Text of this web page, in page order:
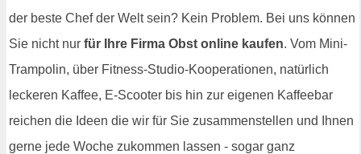
der beste Chef der Welt sein? Kein Problem. Bei uns können
Sie nicht nur für Ihre Firma Obst online kaufen. Vom Mini-
Trampolin, über Fitness-Studio-Kooperationen, natürlich
leckeren Kaffee, E-Scooter bis hin zur eigenen Kaffeebar
reichen die Ideen die wir für Sie zusammenstellen und Ihnen
gerne jede Woche zukommen lassen - sogar ganz